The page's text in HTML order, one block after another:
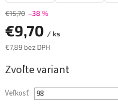
€15,70 –38 %
€9,70 / ks
€7,89 bez DPH
cena:
Zvoľte variant
Veľkosť